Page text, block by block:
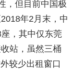
，但目前中国极
年2月末，中
，其中仅东莞
站，虽然三桶
较少出租窗口